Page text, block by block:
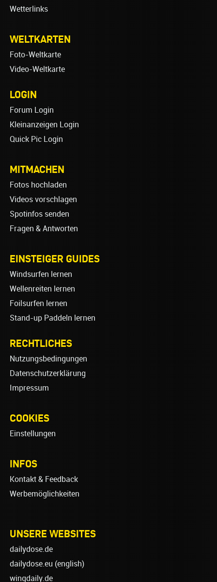
Wetterlinks
WELTKARTEN
Foto-Weltkarte
Video-Weltkarte
LOGIN
Forum Login
Kleinanzeigen Login
Quick Pic Login
MITMACHEN
Fotos hochladen
Videos vorschlagen
Spotinfos senden
Fragen & Antworten
EINSTEIGER GUIDES
Windsurfen lernen
Wellenreiten lernen
Foilsurfen lernen
Stand-up Paddeln lernen
RECHTLICHES
Nutzungsbedingungen
Datenschutzerklärung
Impressum
COOKIES
Einstellungen
INFOS
Kontakt & Feedback
Werbemöglichkeiten
UNSERE WEBSITES
dailydose.de
dailydose.eu (english)
wingdaily.de